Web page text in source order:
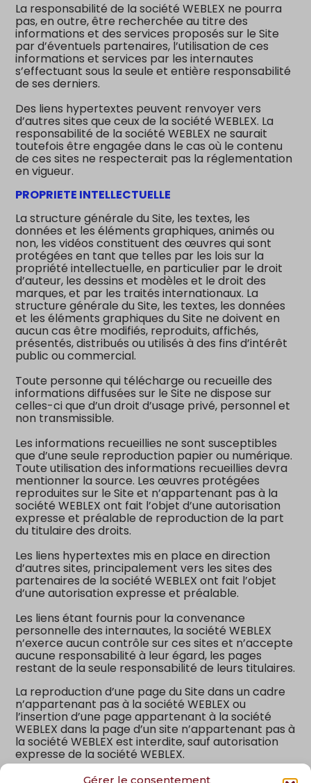
Gérer le consentement
La responsabilité de la société WEBLEX ne pourra
pas, en outre, être recherchée au titre des
informations et des services proposés sur le Site
par d’éventuels partenaires, l’utilisation de ces
informations et services par les internautes
s’effectuant sous la seule et entière responsabilité
de ses derniers.
Des liens hypertextes peuvent renvoyer vers
d’autres sites que ceux de la société WEBLEX. La
responsabilité de la société WEBLEX ne saurait
toutefois être engagée dans le cas où le contenu
de ces sites ne respecterait pas la réglementation
en vigueur.
PROPRIETE INTELLECTUELLE
La structure générale du Site, les textes, les
données et les éléments graphiques, animés ou
non, les vidéos constituent des œuvres qui sont
protégées en tant que telles par les lois sur la
propriété intellectuelle, en particulier par le droit
d’auteur, les dessins et modèles et le droit des
marques, et par les traités internationaux. La
structure générale du Site, les textes, les données
et les éléments graphiques du Site ne doivent en
aucun cas être modifiés, reproduits, affichés,
présentés, distribués ou utilisés à des fins d’intérêt
public ou commercial.
Toute personne qui télécharge ou recueille des
informations diffusées sur le Site ne dispose sur
celles-ci que d’un droit d’usage privé, personnel et
non transmissible.
Les informations recueillies ne sont susceptibles
que d’une seule reproduction papier ou numérique.
Toute utilisation des informations recueillies devra
mentionner la source. Les œuvres protégées
reproduites sur le Site et n’appartenant pas à la
société WEBLEX ont fait l’objet d’une autorisation
expresse et préalable de reproduction de la part
du titulaire des droits.
Les liens hypertextes mis en place en direction
d’autres sites, principalement vers les sites des
partenaires de la société WEBLEX ont fait l’objet
d’une autorisation expresse et préalable.
Les liens étant fournis pour la convenance
personnelle des internautes, la société WEBLEX
n’exerce aucun contrôle sur ces sites et n’accepte
aucune responsabilité à leur égard, les pages
restant de la seule responsabilité de leurs titulaires.
La reproduction d’une page du Site dans un cadre
n’appartenant pas à la société WEBLEX ou
l’insertion d’une page appartenant à la société
WEBLEX dans la page d’un site n’appartenant pas à
la société WEBLEX est interdite, sauf autorisation
expresse de la société WEBLEX.
A défaut d’autorisation écrite et préalable par la